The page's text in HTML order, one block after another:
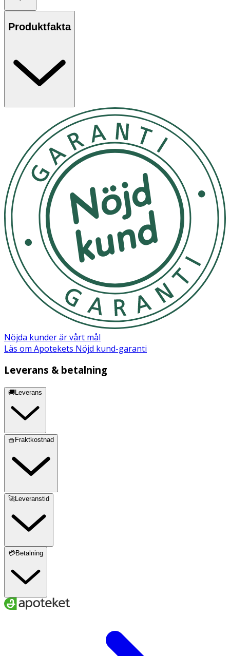
Applicera din produkt med svepande borströrelser. För
Rekommenderad förvaringstemperatur är mellan 0-30
grader.
OK för gravida och ammande:
Ingredienser:
Synthetic
Produktfakta
Nöjda kunder är vårt mål
Läs om Apotekets Nöjd kund-garanti
Leverans & betalning
🚚Leverans
🧺Fraktkostnad
🚀Leveranstid
💳Betalning